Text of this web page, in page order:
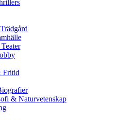
Fritid
& Naturvetenskap